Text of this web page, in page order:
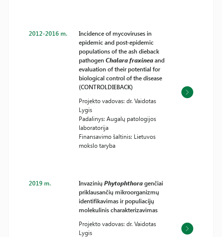
2012-2016 m.
Incidence of mycoviruses in
epidemic and post-epidemic
populations of the ash dieback
pathogenChalara fraxineaand
evaluation of their potential for
biological control of the disease
(CONTROLDIEBACK)
Projekto vadovas: dr. Vaidotas
Lygis
Padalinys: Augalų patologijos
laboratorija
Finansavimo šaltinis: Lietuvos
mokslo taryba
2019 m. InvaziniųPhytophthoragenčiai
priklausančių mikroorganizmų
identifikavimas ir populiacijų
molekulinis charakterizavimas
Projekto vadovas: dr. Vaidotas
Lygis